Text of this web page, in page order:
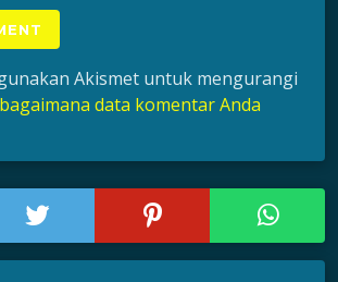
Akismet untuk mengurangi
data komentar Anda